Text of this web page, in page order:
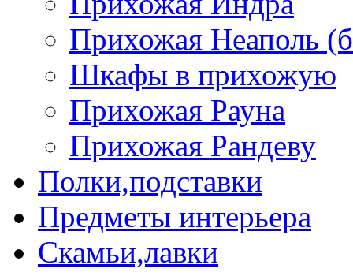
Прихожая Неаполь
Шкафы в прихожую
Прихожая Рауна
Прихожая Рандеву
Полки,подставки
Предметы интерьера
Скамьи,лавки